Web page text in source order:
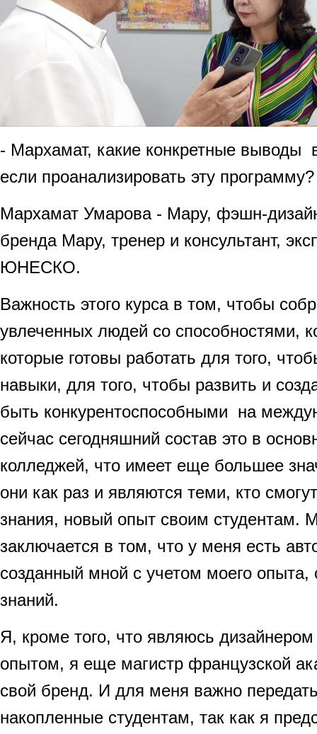
- Мархамат, какие конкретные выводы
если проанализировать эту программу?
Мархамат Умарова - Мару, фэшн-
бренда Мару, тренер и консультант,
ЮНЕСКО.
Важность этого курса в том, чтобы
увлеченных людей со способностями,
которые готовы работать для того,
навыки, для того, чтобы развить и
быть конкурентоспособными на
сейчас сегодняшний состав это в
колледжей, что имеет еще большее
они как раз и являются теми, кто
знания, новый опыт своим студентам.
заключается в том, что у меня есть
созданный мной с учетом моего опыта,
знаний.
Я, кроме того, что являюсь
опытом, я еще магистр французской
свой бренд. И для меня важно
накопленные студентам, так как я